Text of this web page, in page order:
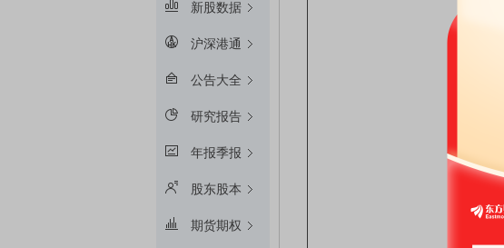
新股数据
沪深港通
公告大全
研究报告
年报季报
股东股本
期货期权